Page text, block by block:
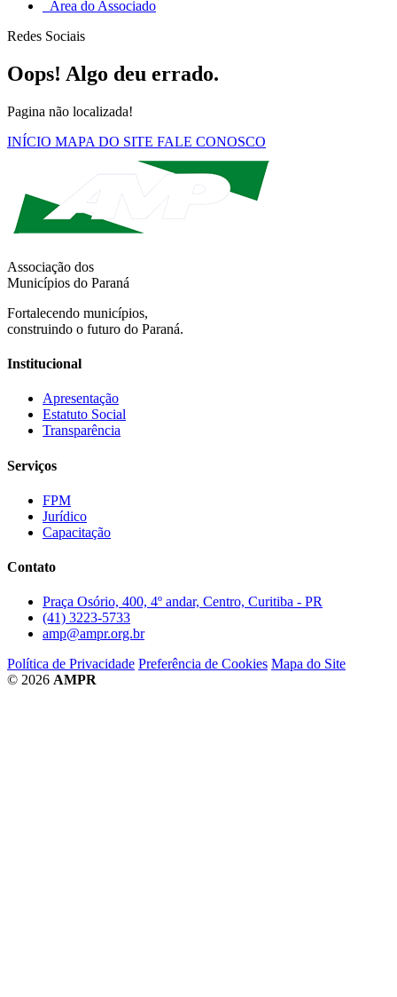
Área do Associado
Redes Sociais
Oops! Algo deu errado.
Pagina não localizada!
INÍCIO MAPA DO SITE FALE CONOSCO
Associação dos
Municípios do Paraná
Fortalecendo municípios,
construindo o futuro do Paraná.
Institucional
Apresentação
Estatuto Social
Transparência
Serviços
FPM
Jurídico
Capacitação
Contato
Praça Osório, 400, 4º andar, Centro, Curitiba - PR
(41) 3223-5733
amp@ampr.org.br
Política de Privacidade Preferência de Cookies Mapa do Site
© 2026 AMPR